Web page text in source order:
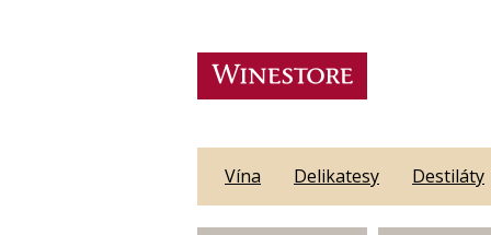
Vína Delikatesy Destiláty